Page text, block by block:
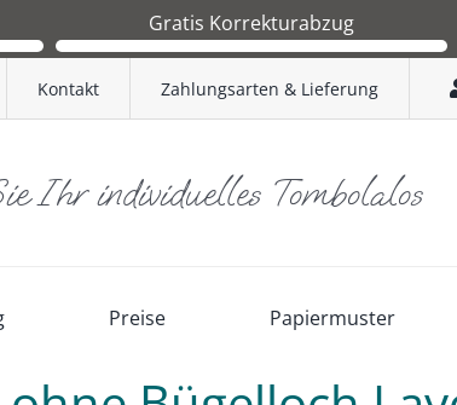
Gratis Korrekturabzug
Sie erhalten nach Bestelleingang in Kürze einen
Korrekturabzug zur Kontrolle. Erst wenn dieser von
Ihnen freigegeben wird, starten wir mit der
Kontakt Zahlungsarten & Lieferung
Ihr individuelles Tombolalos
Preise Papiermuster